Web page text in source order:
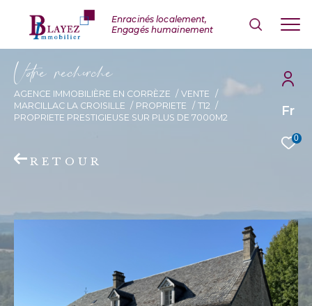
Fr
0
Vore recece
AGENCE IMMOBILIÈRE EN CORRÈZE
VENTE
MARCILLAC LA CROISILLE
PROPRIETE
T12
PROPRIETE PRESTIGIEUSE SUR PLUS DE 7000M2
RETOUR